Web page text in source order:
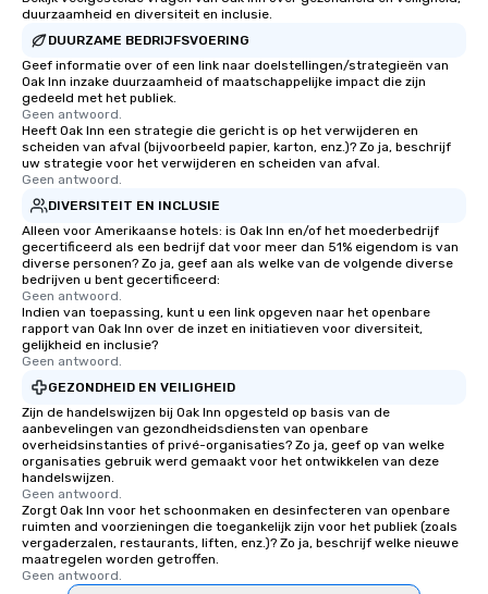
duurzaamheid en diversiteit en inclusie.
DUURZAME BEDRIJFSVOERING
Geef informatie over of een link naar doelstellingen/strategieën van
Oak Inn inzake duurzaamheid of maatschappelijke impact die zijn
gedeeld met het publiek.
Geen antwoord.
Heeft Oak Inn een strategie die gericht is op het verwijderen en
scheiden van afval (bijvoorbeeld papier, karton, enz.)? Zo ja, beschrijf
uw strategie voor het verwijderen en scheiden van afval.
Geen antwoord.
DIVERSITEIT EN INCLUSIE
Alleen voor Amerikaanse hotels: is Oak Inn en/of het moederbedrijf
gecertificeerd als een bedrijf dat voor meer dan 51% eigendom is van
diverse personen? Zo ja, geef aan als welke van de volgende diverse
bedrijven u bent gecertificeerd:
Geen antwoord.
Indien van toepassing, kunt u een link opgeven naar het openbare
rapport van Oak Inn over de inzet en initiatieven voor diversiteit,
gelijkheid en inclusie?
Geen antwoord.
GEZONDHEID EN VEILIGHEID
Zijn de handelswijzen bij Oak Inn opgesteld op basis van de
aanbevelingen van gezondheidsdiensten van openbare
overheidsinstanties of privé-organisaties? Zo ja, geef op van welke
organisaties gebruik werd gemaakt voor het ontwikkelen van deze
handelswijzen.
Geen antwoord.
Zorgt Oak Inn voor het schoonmaken en desinfecteren van openbare
ruimten and voorzieningen die toegankelijk zijn voor het publiek (zoals
vergaderzalen, restaurants, liften, enz.)? Zo ja, beschrijf welke nieuwe
maatregelen worden getroffen.
Geen antwoord.